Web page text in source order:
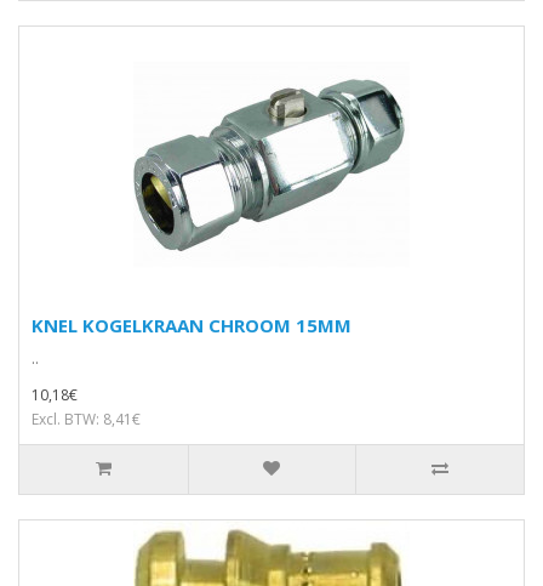
KNEL KOGELKRAAN CHROOM 15MM
..
10,18€
Excl. BTW: 8,41€